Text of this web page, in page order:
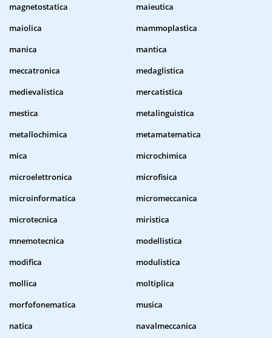
magnetostatica
maieutica
maiolica
mammoplastica
manica
mantica
meccatronica
medaglistica
medievalistica
mercatistica
mestica
metalinguistica
metallochimica
metamatematica
mica
microchimica
microelettronica
microfisica
microinformatica
micromeccanica
microtecnica
miristica
mnemotecnica
modellistica
modifica
modulistica
mollica
moltiplica
morfofonematica
musica
natica
navalmeccanica